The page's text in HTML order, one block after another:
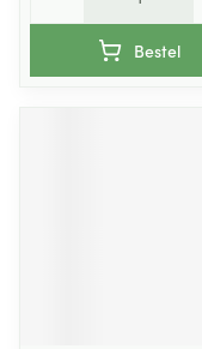
Bestel